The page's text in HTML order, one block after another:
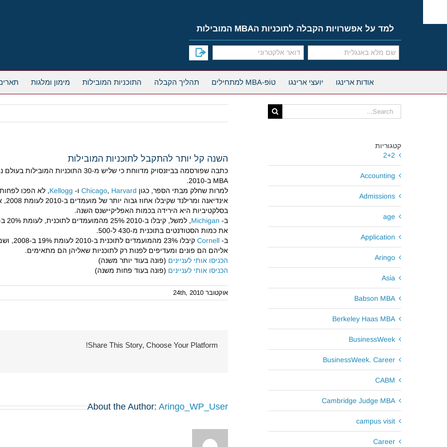
content
למד על אפשרויות הקבלה לתוכניות הMBA המובילות
אודות ארינגו יועצי ארינגו טוֹפּ-MBA למתחילים תהליך הקבלה התוכניות המובילות מימון ומלגות
השנה קל יותר להתקבל לתוכניות המובילות
MBA ב-2010.
למרות שחלק מבתי הספר, כגון
Chicago, Harvard ו- Kellogg
בסלקטיביות היא הירידה בכמות האפליקיישנס השנה.
ב- Michigan
את כמות הסטודנטים בתוכנית מ-430 ל-500.
ב- Cornell
קיבלו
אליהם הם פונים ומעדיפים לפנות רק לתוכניות שאליהן הם מתאימים.
הכניסו אותי לעניינים (פונה בעוד יותר משנה)
הכניסו אותי לעניינים (פונה בעוד פחות משנה)
אוקטובר 24th, 2010
Share This Story, Choose Your Platform!
About the Author:Aringo_WP_User
Search
for:
קטגוריות
2+2
Accounting
Admissions
age
Application
Aringo
Asia
Babson MBA
Berkeley Haas MBA
BusinessWeek
BusinessWeek. Career
CABM
Cambridge Judge MBA
campus visit
Career